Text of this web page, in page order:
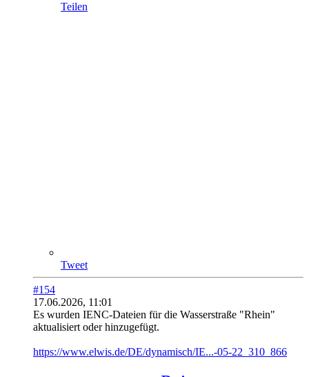
Teilen
Tweet
#154
17.06.2026, 11:01
Es wurden IENC-Dateien für die Wasserstraße "Rhein"
aktualisiert oder hinzugefügt.
https://www.elwis.de/DE/dynamisch/IE...-05-22_310_866